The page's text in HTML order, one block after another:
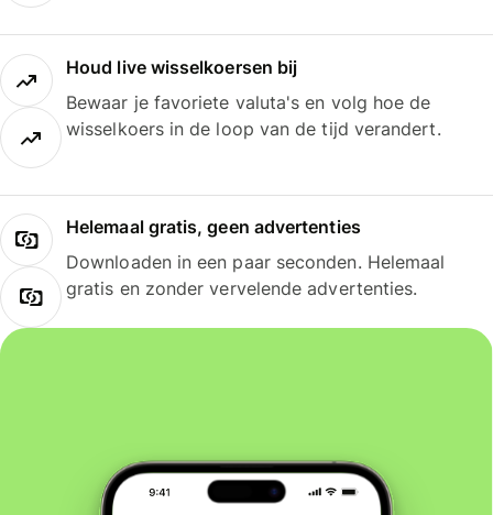
Houd live wisselkoersen bij
Bewaar je favoriete valuta's en volg hoe de
wisselkoers in de loop van de tijd verandert.
Helemaal gratis, geen advertenties
Downloaden in een paar seconden. Helemaal
gratis en zonder vervelende advertenties.